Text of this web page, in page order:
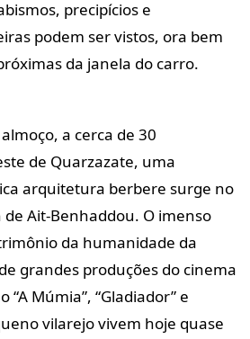
precipícios e
podem ser vistos, ora bem
da janela do carro.
a cerca de 30
de Quarzazate, uma
arquitetura berbere surge no
Ait-Benhaddou. O imenso
da humanidade da
grandes produções do cinema
Múmia”, “Gladiador” e
vilarejo vivem hoje quase